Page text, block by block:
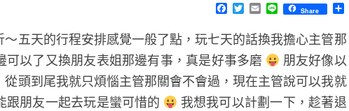
F
c
e
b
o
k
T
t
t
e
r
E
a
i
l
L
n
e
Share
分
五天的行程安排感覺一般了點，玩七天的話換我擔心主管那
可以了又換朋友表姐那邊有事，真是好事多磨
朋友好像以
頭到尾我就只煩惱主管那關會不會過，現在主管說可以我就
跟朋友一起去玩是蠻可惜的
我想我可以計劃一下，趁著退